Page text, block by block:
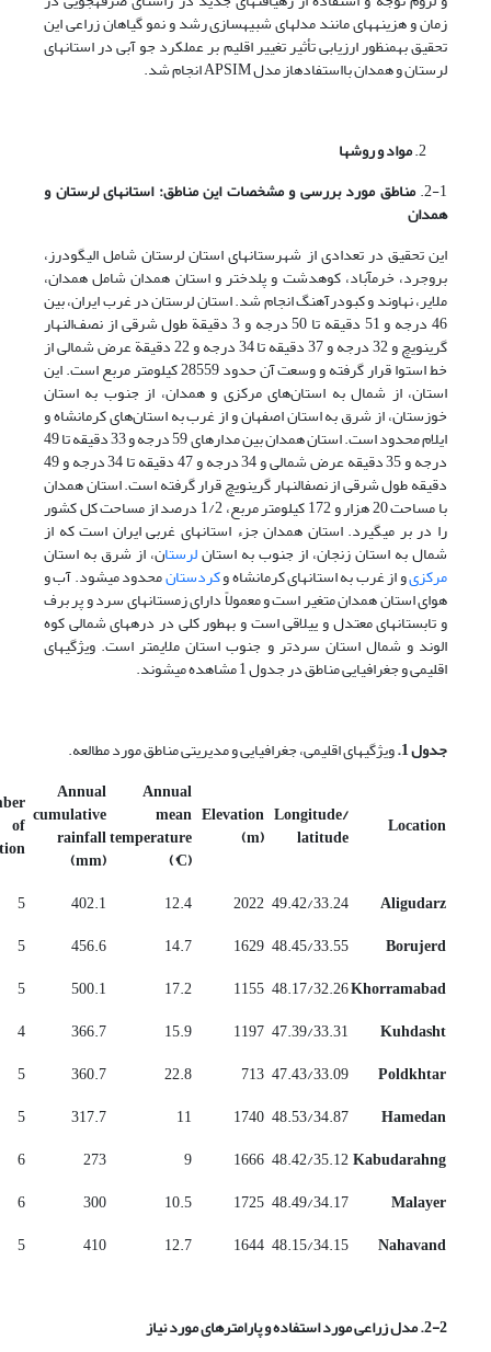
زمان و هزینه­های مانند مدل­های شبیه­سازی رشد و نمو گیاهان زراعی این
تحقیق به­منظور ارزیابی تأثیر تغییر اقلیم بر عملکرد جو آبی در استان­های
لرستان و همدان با­استفاده­از مدل APSIM انجام شد.
مواد و روشها
2-1. مناطق مورد بررسی و مشخصات این مناطق: استان­های لرستان و
همدان
این تحقیق در تعدادی از شهرستان­های استان لرستان شامل الیگودرز،
بروجرد، خرم­آباد، کوهدشت و پلدختر و استان همدان شامل همدان،
ملایر، نهاوند و کبودرآهنگ انجام شد. استان لرستان در غرب ایران، بین
46 درجه و 51 دقیقه تا 50 درجه و 3 دقیقة طول شرقی از نصف‌النهار
گرینویچ و 32 درجه و 37 دقیقه تا 34 درجه و 22 دقیقة عرض شمالی از
خط استوا قرار گرفته و وسعت آن حدود 28559 کیلومتر مربع است. این
استان،‌ از شمال به استان‌های مرکزی و همدان، از جنوب به استان
خوزستان، از شرق به استان اصفهان و از غرب به استان‌های کرمانشاه و
ایلام محدود است. استان همدان بین مدارهای 59 درجه و 33 دقیقه تا 49
درجه و 35 دقیقه عرض شمالی و 34 درجه و 47 دقیقه تا 34 درجه و 49
دقیقه طول شرقی از نصف­النهار گرینویچ قرار گرفته است. استان همدان
با مساحت 20 هزار و 172 کیلومتر مربع، 1/2 درصد از مساحت کل کشور
را در بر می­گیرد. استان همدان جزء استان­های غربی ایران است که از
شمال به استان زنجان، از جنوب به استانلرستان، از شرق به استان
مرکزیو از غرب به استان­های کرمانشاه وکردستانمحدود می­شود. آب و
هوای استان همدان متغیر است و معمولاً دارای زمستان­های سرد و پر برف
و تابستان­های معتدل و ییلاقی است و به­طور کلی در دره­های شمالی کوه
الوند و شمال استان سردتر و جنوب استان ملایم­تر است. ویژگی­های
اقلیمی و جغرافیایی مناطق در جدول 1 مشاهده می­شوند.
جدول 1 .ویژگی­های اقلیمی، جغرافیایی و مدیریتی مناطق مورد مطالعه.
Location
Longitude/
latitude
Elevation
(m)
Annual
mean
temperature
(°C)
Annual
cumulative
rainfall
(mm)
of
Aligudarz
49.42/33.24
2022
12.4
402.1
5
Borujerd
48.45/33.55
1629
14.7
456.6
5
Khorramabad
48.17/32.26
1155
17.2
500.1
5
Kuhdasht
47.39/33.31
1197
15.9
366.7
4
Poldkhtar
47.43/33.09
713
22.8
360.7
5
Hamedan
48.53/34.87
1740
11
317.7
5
Kabudarahng
48.42/35.12
1666
9
273
6
Malayer
48.49/34.17
1725
10.5
300
6
Nahavand
48.15/34.15
1644
12.7
410
5
2-2. مدل زراعی مورد استفاده و پارامترهای مورد نیاز